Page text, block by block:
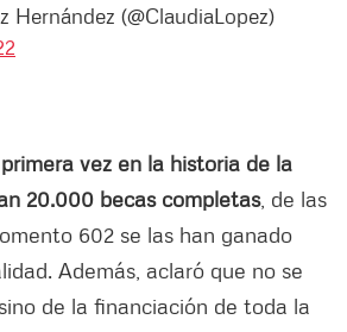
Hernández (@ClaudiaLopez)
vez en la historia de la
20.000 becas completas, de las
602 se las han ganado
Además, aclaró que no se
de la financiación de toda la